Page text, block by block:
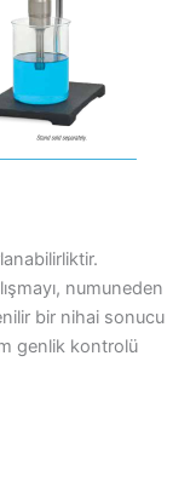
numuneden
bir nihai sonucu
genlik kontrolü